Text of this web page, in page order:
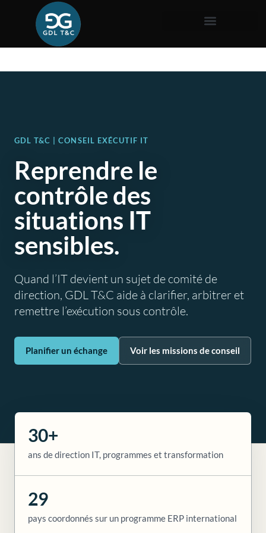
GDL T&C | CONSEIL EXÉCUTIF IT
Reprendre le
contrôle des
situations IT
sensibles.
Quand l’IT devient un sujet de comité de
direction, GDL T&C aide à clarifier, arbitrer et
remettre l’exécution sous contrôle.
Planifier un échange Voir les missions de conseil
30+
ans de direction IT, programmes et transformation
29
pays coordonnés sur un programme ERP international